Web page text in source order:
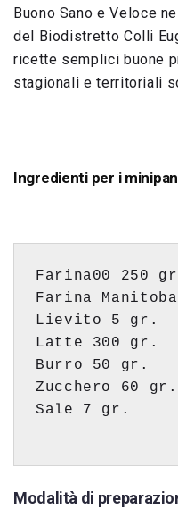
Buono Sano e Veloce
del Biodistretto Colli
ricette semplici buone
stagionali e territoriali
Ingredienti per i
Farina00 250
Farina
Lievito 5 gr.
Latte 300 gr.
Burro 50 gr.
Zucchero 60
Sale 7 gr.
Modalità di